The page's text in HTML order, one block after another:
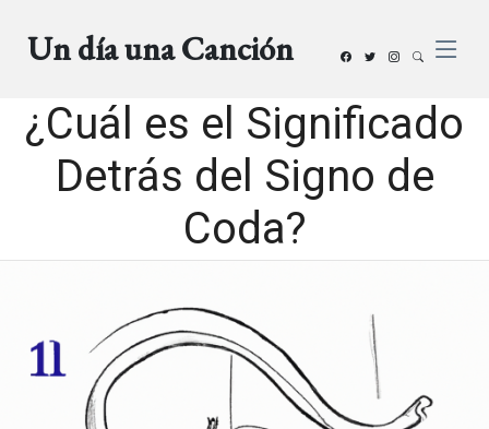
Un día una Canción
¿Cuál es el Significado
Detrás del Signo de
Coda?